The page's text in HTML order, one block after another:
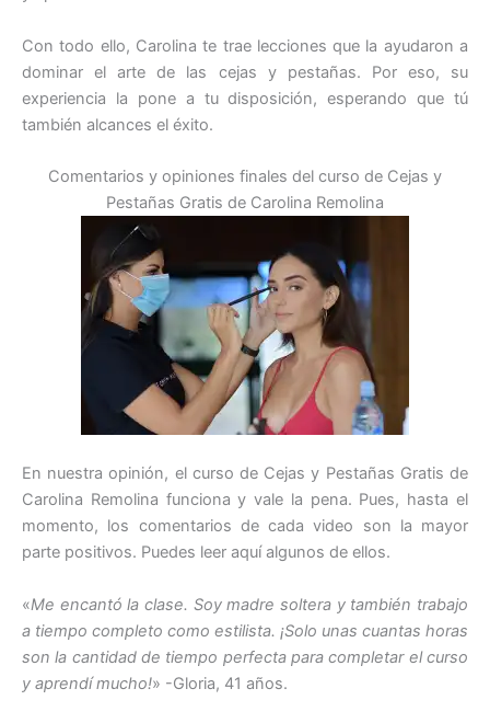
Con todo ello, Carolina te trae lecciones que la ayudaron a
dominar el arte de las cejas y pestañas. Por eso, su
experiencia la pone a tu disposición, esperando que tú
también alcances el éxito.
Comentarios y opiniones finales del curso de Cejas y
Pestañas Gratis de Carolina Remolina
En nuestra opinión, el curso de Cejas y Pestañas Gratis de
Carolina Remolina funciona y vale la pena. Pues, hasta el
momento, los comentarios de cada video son la mayor
parte positivos. Puedes leer aquí algunos de ellos.
«Me encantó la clase. Soy madre soltera y también trabajo
a tiempo completo como estilista. ¡Solo unas cuantas horas
son la cantidad de tiempo perfecta para completar el curso
y aprendí mucho!» -Gloria, 41 años.